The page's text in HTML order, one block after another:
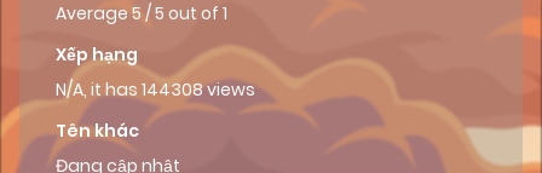
Average 5 /5 out of 1
Xếp hạng
N/A, it has 144308 views
Tên khác
Đang cập nhật